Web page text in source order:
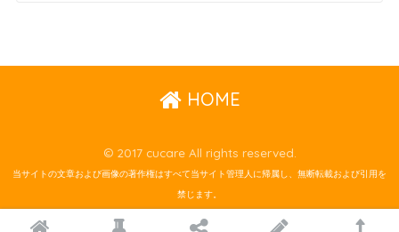
HOME
© 2017 cucare All rights reserved.
当サイトの文章および画像の著作権はすべて当サイト管理人に帰属し、無断転載および引用を
禁じます。